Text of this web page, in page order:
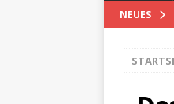
NEUES